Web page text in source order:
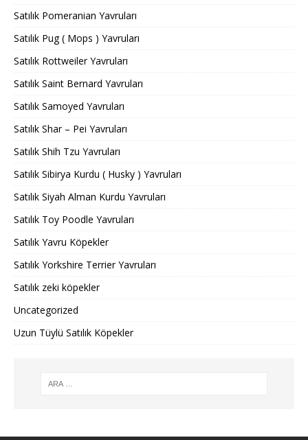
Satılık Pomeranian Yavruları
Satılık Pug ( Mops ) Yavruları
Satılık Rottweiler Yavruları
Satılık Saint Bernard Yavruları
Satılık Samoyed Yavruları
Satılık Shar – Pei Yavruları
Satılık Shih Tzu Yavruları
Satılık Sibirya Kurdu ( Husky ) Yavruları
Satılık Siyah Alman Kurdu Yavruları
Satılık Toy Poodle Yavruları
Satılık Yavru Köpekler
Satılık Yorkshire Terrier Yavruları
Satılık zeki köpekler
Uncategorized
Uzun Tüylü Satılık Köpekler